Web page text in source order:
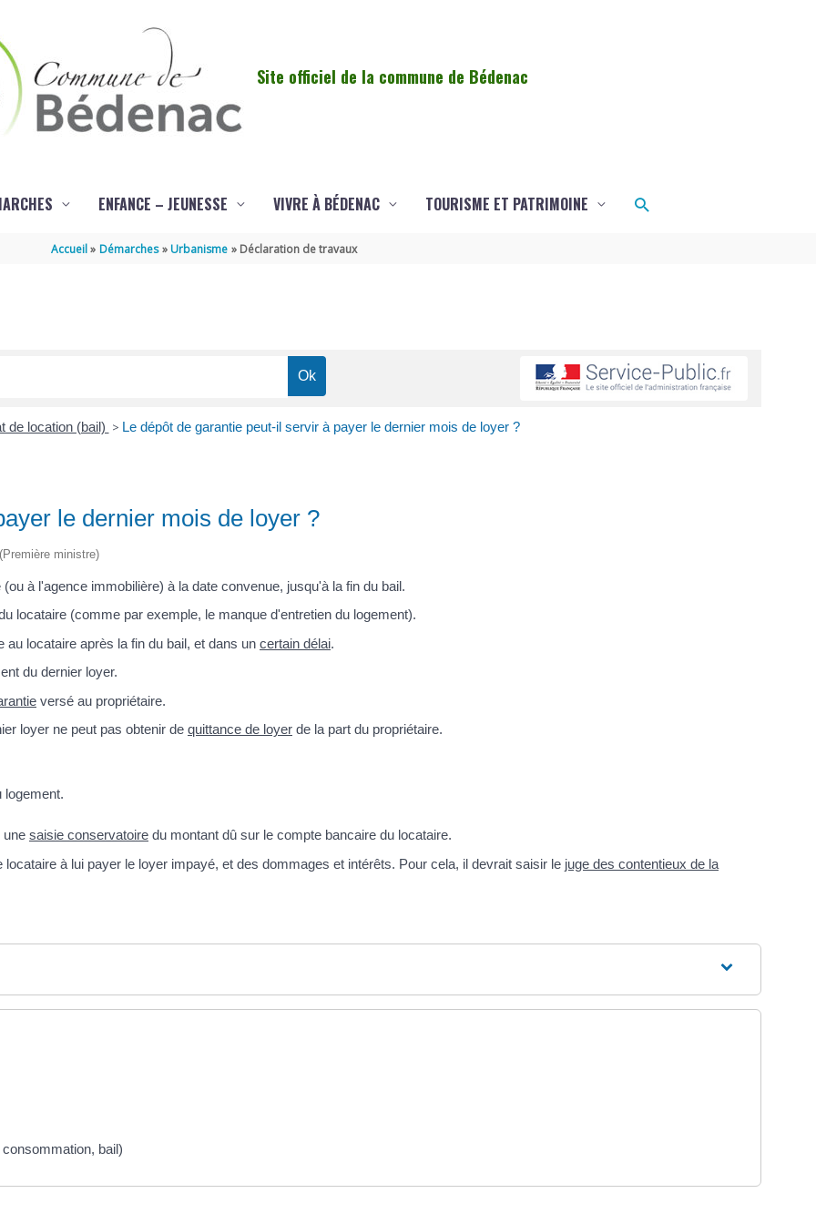
Site officiel de la commune de Bédenac
ENFANCE – JEUNESSE VIVRE À BÉDENAC TOURISME ET PATRIMOINE Rechercher
Accueil Démarches Urbanisme Déclaration de travaux
de location (bail) > Le dépôt de garantie peut-il servir à payer le dernier mois de loyer ?
le dernier mois de loyer ?
ministre)
à l'agence immobilière) à la date convenue, jusqu'à la fin du bail.
locataire (comme par exemple, le manque d'entretien du logement).
au locataire après la fin du bail, et dans un certain délai.
du dernier loyer.
versé au propriétaire.
loyer ne peut pas obtenir de quittance de loyer de la part du propriétaire.
logement.
une saisie conservatoire du montant dû sur le compte bancaire du locataire.
à lui payer le loyer impayé, et des dommages et intérêts. Pour cela, il devrait saisir le juge des contentieux de la
bail)